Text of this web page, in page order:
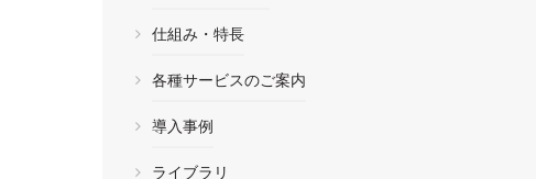
仕組み・特長
各種サービスのご案内
導入事例
ライブラリ